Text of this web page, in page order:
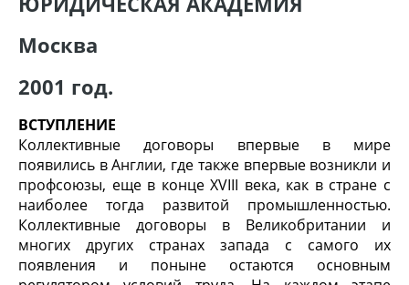
Москва
2001 год.
ВСТУПЛЕНИЕ
Коллективные договоры впервые в мире
появились в Англии, где также впервые возникли и
профсоюзы, еще в конце XVIII века, как в стране с
наиболее тогда развитой промышленностью.
Коллективные договоры в Великобритании и
многих других странах запада с самого их
появления и поныне остаются основным